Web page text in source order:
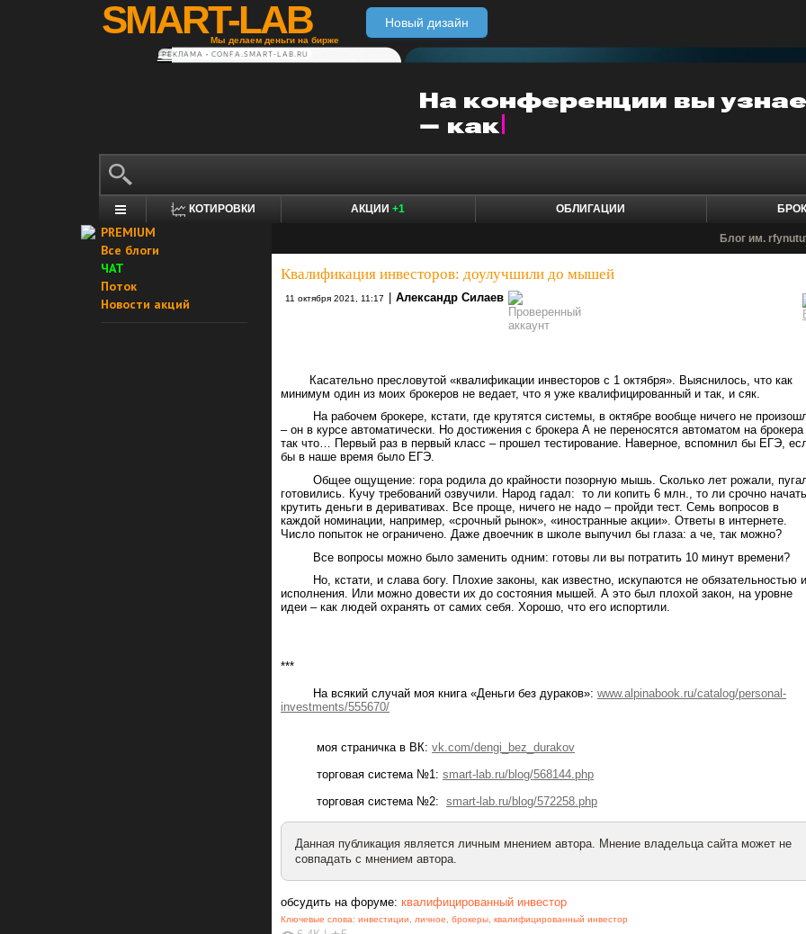
SMART-LAB
Мы делаем деньги на бирже
Новый дизайн
РЕКЛАМА • CONFA.SMART-LAB.RU
КОТИРОВКИ АКЦИИ +1 ОБЛИГАЦИИ
PREMIUM
Все блоги
ЧАТ
Поток
Новости акций
Блог им.
Квалификация инвесторов: доулучшили до мышей
11 октября 2021, 11:17 Александр Силаев
Касательно пресловутой «квалификации инвесторов с 1 октября». Выяснилось, что как
минимум один из моих брокеров не ведает, что я уже квалифицированный и так, и сяк.
На рабочем брокере, кстати, где крутятся системы, в октябре вообще ничего не
– он в курсе автоматически. Но достижения с брокера А не переносятся автоматом на
так что… Первый раз в первый класс – прошел тестирование. Наверное, вспомнил бы ЕГЭ,
бы в наше время было ЕГЭ.
Общее ощущение: гора родила до крайности позорную мышь. Сколько лет рожали,
готовились. Кучу требований озвучили. Народ гадал: то ли копить 6 млн., то ли срочно начать
крутить деньги в деривативах. Все проще, ничего не надо – пройди тест. Семь вопросов в
каждой номинации, например, «срочный рынок», «иностранные акции». Ответы в интернете.
Число попыток не ограничено. Даже двоечник в школе выпучил бы глаза: а че, так можно?
Все вопросы можно было заменить одним: готовы ли вы потратить 10 минут времени?
Но, кстати, и слава богу. Плохие законы, как известно, искупаются не обязательностью
исполнения. Или можно довести их до состояния мышей. А это был плохой закон, на уровне
идеи – как людей охранять от самих себя. Хорошо, что его испортили.
***
На всякий случай моя книга «Деньги без дураков»: www.alpinabook.ru/catalog/personal-
investments/555670/
моя страничка в ВК: vk.com/dengi_bez_durakov
торговая система №1: smart-lab.ru/blog/568144.php
торговая система №2: smart-lab.ru/blog/572258.php
Данная публикация является личным мнением автора. Мнение владельца сайта может не
совпадать с мнением автора.
обсудить на форуме: квалифицированный инвестор
Ключевые слова: инвестиции личное брокеры квалифицированный инвестор